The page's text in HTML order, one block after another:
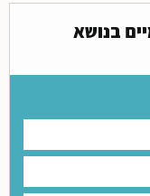
בנושא